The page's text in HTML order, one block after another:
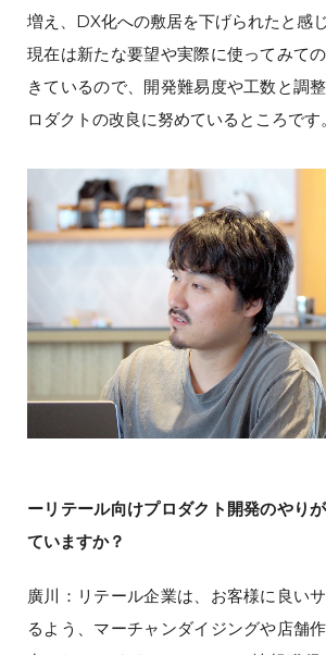
増え、DX化への敷居を下げられたと感じ
現在は新たな要望や実際に使ってみて
きているので、開発難易度や工数と調
ロダクトの改良に努めているところです。
ーリテール向けプロダクト開発のやり
ていますか？
廣川：リテール企業は、お客様に良い
るよう、マーチャンダイジングや店舗